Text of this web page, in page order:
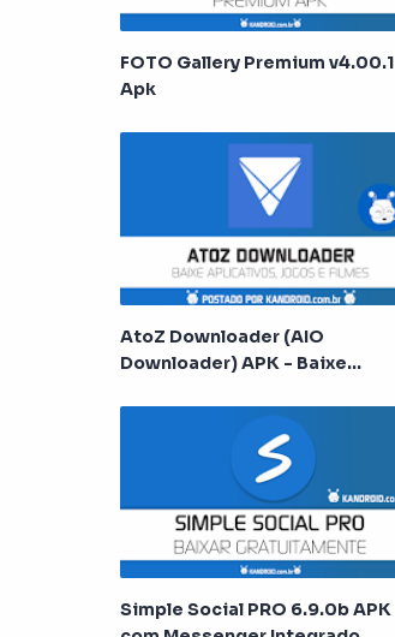
FOTO Gallery Premium v4.00.1
Apk
AtoZ Downloader (AIO
Downloader) APK - Baixe
Simple Social PRO 6.9.0b APK